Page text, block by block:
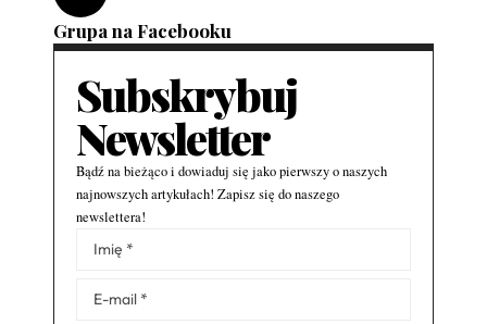
Grupa na Facebooku
Subskrybuj
Newsletter
Bądź na bieżąco i dowiaduj się jako pierwszy o naszych
najnowszych artykułach! Zapisz się do naszego
newslettera!
Alternative: